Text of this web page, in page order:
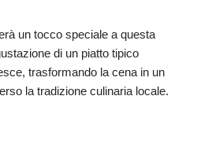
un tocco speciale a questa
di un piatto tipico
trasformando la cena in un
la tradizione culinaria locale.